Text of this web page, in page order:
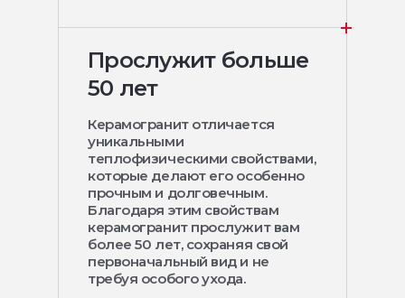
Прослужит больше
50 лет
Керамогранит отличается
уникальными
теплофизическими свойствами,
которые делают его особенно
прочным и долговечным.
Благодаря этим свойствам
керамогранит прослужит вам
более 50 лет, сохраняя свой
первоначальный вид и не
требуя особого ухода.